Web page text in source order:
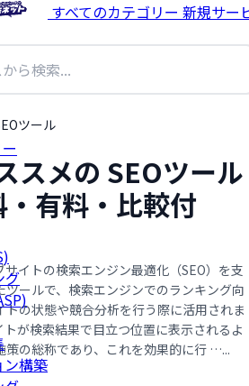
すべてのカテゴリー 新規サー
グ
ン構築
ツール
スメの SEOツール
有料・比較付
イトの検索エンジン最適化（SEO）を支
ールで、検索エンジンでのランキング向
の状態や競合分析を行う際に活用されま
が検索結果で目立つ位置に表示されるよ
策の総称であり、これを効果的に行 …...